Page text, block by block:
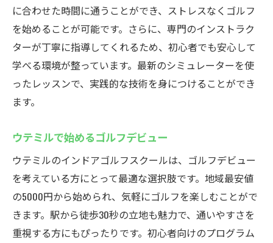
に合わせた時間に通うことができ、ストレスなくゴルフ
を始めることが可能です。さらに、専門のインストラク
ターが丁寧に指導してくれるため、初心者でも安心して
学べる環境が整っています。最新のシミュレーターを使
ったレッスンで、実践的な技術を身につけることができ
ます。
ウテミルで始めるゴルフデビュー
ウテミルのインドアゴルフスクールは、ゴルフデビュー
を考えている方にとって最適な選択肢です。地域最安値
の5000円から始められ、気軽にゴルフを楽しむことがで
きます。駅から徒歩30秒の立地も魅力で、通いやすさを
重視する方にもぴったりです。初心者向けのプログラム